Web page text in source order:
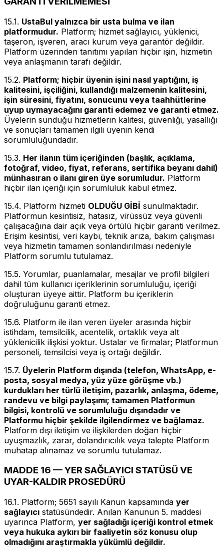
15.1. UstaBul yalnızca bir usta bulma ve ilan
platformudur. Platform; hizmet sağlayıcı, yüklenici,
taşeron, işveren, aracı kurum veya garantör değildir.
Platform üzerinden tanıtımı yapılan hiçbir işin, hizmetin
veya anlaşmanın tarafı değildir.
15.2. Platform; hiçbir üyenin işini nasıl yaptığını, iş
kalitesini, işçiliğini, kullandığı malzemenin kalitesini,
işin süresini, fiyatını, sonucunu veya taahhütlerine
uyup uymayacağını garanti edemez ve garanti etmez.
Üyelerin sunduğu hizmetlerin kalitesi, güvenliği, yasallığı
ve sonuçları tamamen ilgili üyenin kendi
sorumluluğundadır.
15.3. Her ilanın tüm içeriğinden (başlık, açıklama,
fotoğraf, video, fiyat, referans, sertifika beyanı dahil)
münhasıran o ilanı giren üye sorumludur. Platform
hiçbir ilan içeriği için sorumluluk kabul etmez.
15.4. Platform hizmeti OLDUĞU GİBİ sunulmaktadır.
Platformun kesintisiz, hatasız, virüssüz veya güvenli
çalışacağına dair açık veya örtülü hiçbir garanti verilmez.
Erişim kesintisi, veri kaybı, teknik arıza, bakım çalışması
veya hizmetin tamamen sonlandırılması nedeniyle
Platform sorumlu tutulamaz.
15.5. Yorumlar, puanlamalar, mesajlar ve profil bilgileri
dahil tüm kullanıcı içeriklerinin sorumluluğu, içeriği
oluşturan üyeye aittir. Platform bu içeriklerin
doğruluğunu garanti etmez.
15.6. Platform ile ilan veren üyeler arasında hiçbir
istihdam, temsilcilik, acentelik, ortaklık veya alt
yüklenicilik ilişkisi yoktur. Ustalar ve firmalar; Platformun
personeli, temsilcisi veya iş ortağı değildir.
15.7. Üyelerin Platform dışında (telefon, WhatsApp, e-
posta, sosyal medya, yüz yüze görüşme vb.)
kurdukları her türlü iletişim, pazarlık, anlaşma, ödeme,
randevu ve bilgi paylaşımı; tamamen Platformun
bilgisi, kontrolü ve sorumluluğu dışındadır ve
Platformu hiçbir şekilde ilgilendirmez ve bağlamaz.
Platform dışı iletişim ve ilişkilerden doğan hiçbir
uyuşmazlık, zarar, dolandırıcılık veya talepte Platform
muhatap alınamaz ve sorumlu tutulamaz.
MADDE 16 — YER SAĞLAYICI STATÜSÜ VE
UYAR-KALDIR PROSEDÜRÜ
16.1. Platform; 5651 sayılı Kanun kapsamında yer
sağlayıcı statüsündedir. Anılan Kanunun 5. maddesi
uyarınca Platform, yer sağladığı içeriği kontrol etmek
veya hukuka aykırı bir faaliyetin söz konusu olup
olmadığını araştırmakla yükümlü değildir.